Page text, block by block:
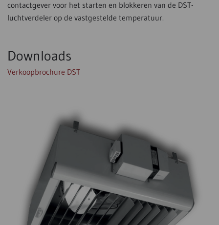
contactgever voor het starten en blokkeren van de DST-
luchtverdeler op de vastgestelde temperatuur.
Downloads
Verkoopbrochure DST